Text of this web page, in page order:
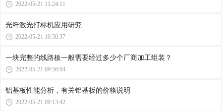
2022-05-21 11:24:11
光纤激光打标机应用研究
2022-05-21 10:50:37
一块完整的线路板一般需要经过多少个厂商加工组装？
2022-05-21 09:56:04
铝基板性能分析，有关铝基板的价格说明
2022-05-21 09:13:42